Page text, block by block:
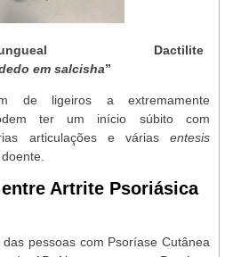
ungueal Dactilite
em salcisha”
de ligeiros a extremamente
ter um início súbito com
articulações e várias entesis
Artrite Psoriásica
pessoas com Psoríase Cutânea